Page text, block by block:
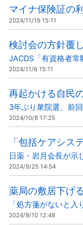
マイナ保険証の
2024/11/19 15:11
検討会の方針覆
JACDS「有資格者常
2024/11/6 15:11
再起かける自民
3年ぶり衆院選、前
2024/10/8 17:25
「包括ケアシス
日薬・岩月会長が示
2024/9/25 14:54
薬局の敷居下げ
「処方箋がないと
2024/9/10 12:48